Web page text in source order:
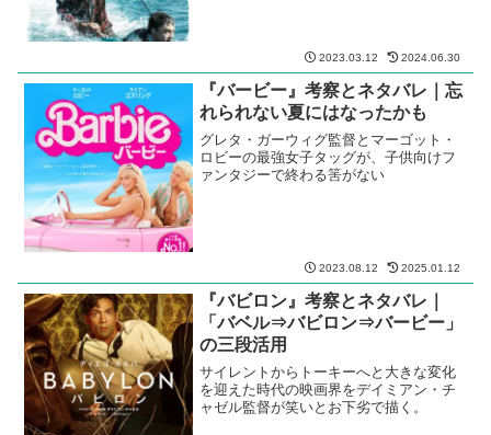
2023.03.12 2024.06.30
『バービー』考察とネタバレ｜忘
れられない夏にはなったかも
グレタ・ガーウィグ監督とマーゴット・
ロビーの最強女子タッグが、子供向けフ
ァンタジーで終わる筈がない
2023.08.12 2025.01.12
『バビロン』考察とネタバレ｜
「バベル⇒バビロン⇒バービー」
の三段活用
サイレントからトーキーへと大きな変化
を迎えた時代の映画界をデイミアン・チ
ャゼル監督が笑いとお下劣で描く。